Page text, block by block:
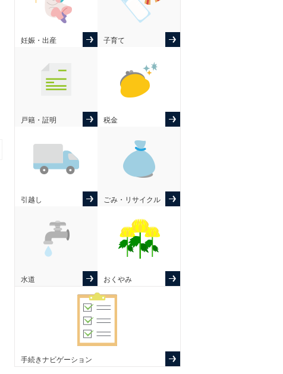
妊娠・出産 子育て
戸籍・証明 税金
引越し ごみ・リサイクル
水道 おくやみ
手続きナビゲーション